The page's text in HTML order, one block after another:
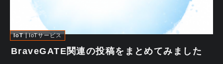
IoT IoTサービス
BraveGATE関連の投稿をまとめてみました